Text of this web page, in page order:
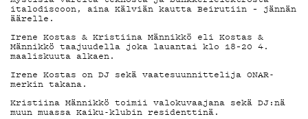
YSTÄVÄKLUBI
TIETOSUOJA
italodiscoon, aina Kälviän kautta Beirutiin – jännän
äärelle.
Irene Kostas & Kristiina Männikkö eli Kostas &
Männikkö taajuudella joka lauantai klo 18–20 4.
maaliskuuta alkaen.
Irene Kostas on DJ sekä vaatesuunnittelija ONAR-
merkin takana.
Kristiina Männikkö toimii valokuvaajana sekä DJ:nä
muun muassa Kaiku-klubin residenttinä.